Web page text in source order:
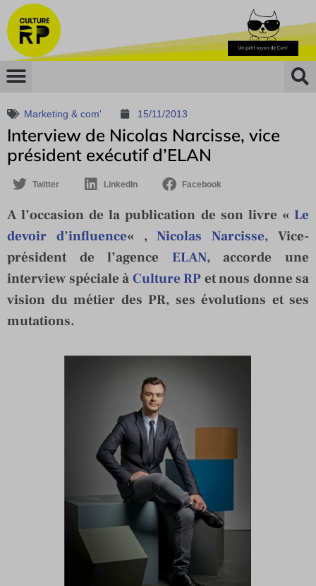
Marketing & com' 15/11/2013
Interview de Nicolas Narcisse, vice
président exécutif d’ELAN
Twitter LinkedIn Facebook
A l’occasion de la publication de son livre « Le
devoir d’influence« ,Nicolas Narcisse, Vice-
président de l’agence ELAN, accorde une
interview spéciale à Culture RP et nous donne sa
vision du métier des PR, ses évolutions et ses
mutations.